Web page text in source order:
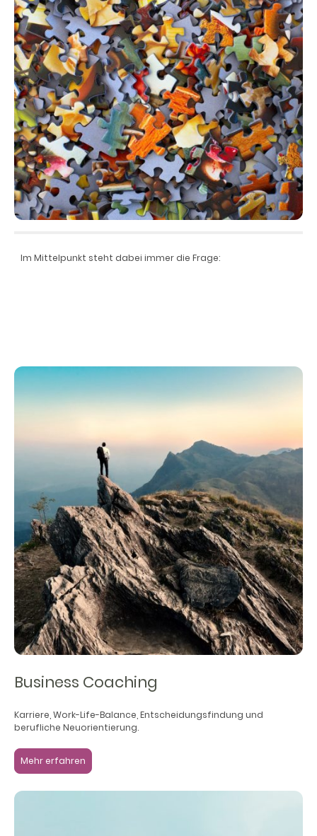
Im Mittelpunkt steht dabei immer die Frage:
Business Coaching
Karriere, Work-Life-Balance, Entscheidungsfindung und
berufliche Neuorientierung.
Mehr erfahren